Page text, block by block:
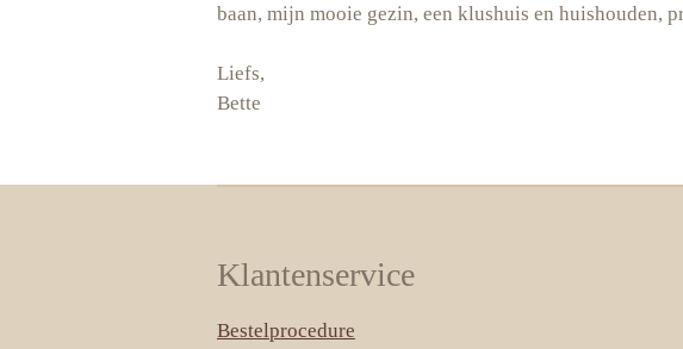
baan, mijn mooie gezin, een klushuis en
Liefs,
Bette
Klantenservice
Bestelprocedure